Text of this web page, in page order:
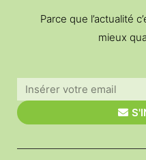
Parce que l’actualité
mieux